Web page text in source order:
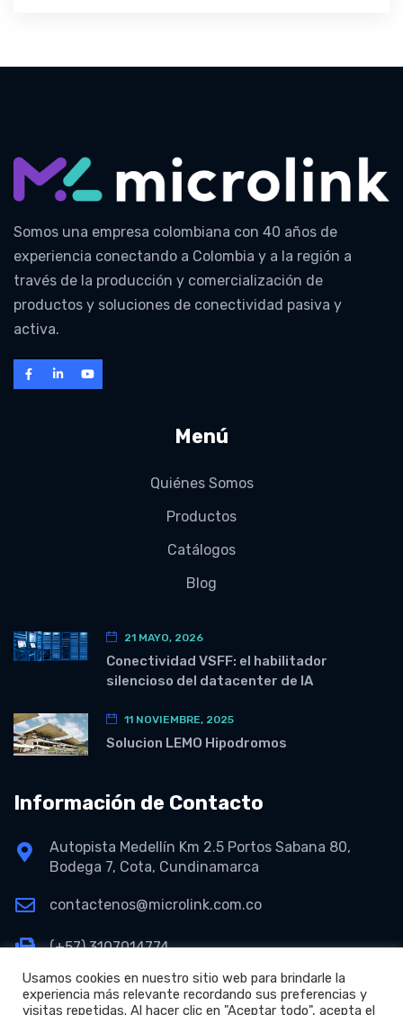
Somos una empresa colombiana con 40 años de
experiencia conectando a Colombia y a la región a
través de la producción y comercialización de
productos y soluciones de conectividad pasiva y
activa.
Menú
Quiénes Somos
Productos
Catálogos
Blog
21 MAYO, 2026
Conectividad VSFF: el habilitador
silencioso del datacenter de IA
11 NOVIEMBRE, 2025
Solucion LEMO Hipodromos
Información de Contacto
Autopista Medellín Km 2.5 Portos Sabana 80,
Bodega 7, Cota, Cundinamarca
contactenos@microlink.com.co
(+57) 3107014774
Usamos cookies en nuestro sitio web para brindarle la
experiencia más relevante recordando sus preferencias y
visitas repetidas. Al hacer clic en "Aceptar todo", acepta el